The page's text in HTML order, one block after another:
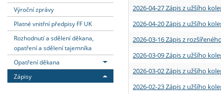
Absolventi fakulty
Vyjíždějící zaměstnanci
Výroční zprávy
Platné vnitřní předpisy FF UK
Rozhodnutí a sdělení děkana,
opatření a sdělení tajemníka
Opatření děkana
Zápisy
2026-04-27 Zápis z užšího
2026-04-20 Zápis z užšího
2026-03-16 Zápis z
2026-03-09 Zápis z užšího
2026-03-02 Zápis z užšího
2026-02-23 Zápis z užšího